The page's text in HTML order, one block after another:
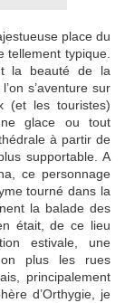
place du
tellement typique.
la beauté de la
s’aventure sur
(et les touristes)
glace ou tout
à partir de
supportable. A
ce personnage
tourné dans la
la balade des
était, de ce lieu
estivale, une
plus les rues
principalement
d’Orthygie, je